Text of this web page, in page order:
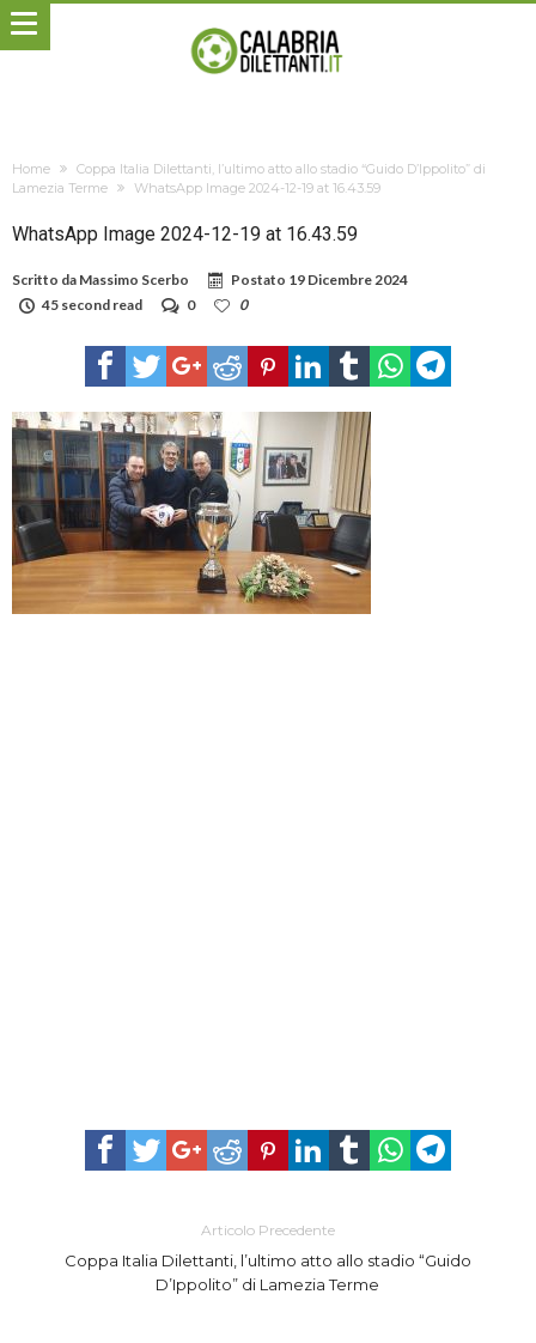
Home
Coppa Italia Dilettanti, l’ultimo atto allo stadio “Guido D’Ippolito” di
Lamezia Terme
WhatsApp Image 2024-12-19 at 16.43.59
WhatsApp Image 2024-12-19 at 16.43.59
Scritto da Massimo Scerbo Postato 19 Dicembre 2024
45 second read
0 0
Articolo Precedente
Coppa Italia Dilettanti, l’ultimo atto allo stadio “Guido
D’Ippolito” di Lamezia Terme